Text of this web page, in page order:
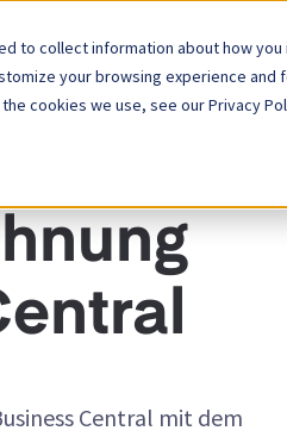
to collect information about how
your browsing experience and
cookies we use, see our Privacy
Lösungen Partner
Central mit dem